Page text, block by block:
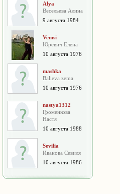
Alya
Весельева Алина
9 августа 1984
Vemsi
Юревич Елена
10 августа 1976
mashka
Balieva zema
10 августа 1976
nastya1312
Громенкова
Настя
10 августа 1988
Sevilia
Иванова Севиля
10 августа 1986